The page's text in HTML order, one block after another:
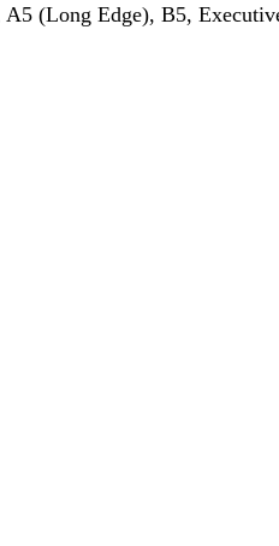
(Long Edge), B5,